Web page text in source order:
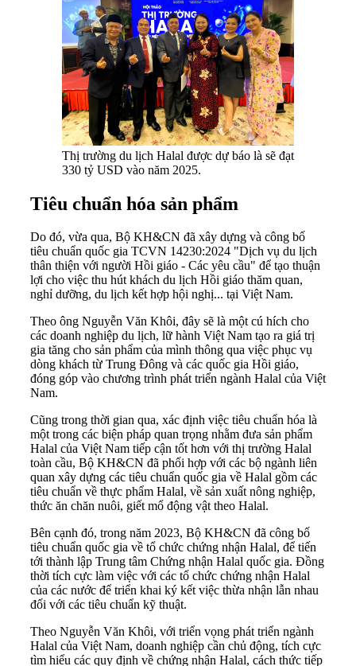
Thị trường du lịch Halal được dự báo là sẽ đạt
330 tỷ USD vào năm 2025.
Tiêu chuẩn hóa sản phẩm
Do đó, vừa qua, Bộ KH&CN đã xây dựng và công bố
tiêu chuẩn quốc gia TCVN 14230:2024 "Dịch vụ du lịch
thân thiện với người Hồi giáo - Các yêu cầu" để tạo thuận
lợi cho việc thu hút khách du lịch Hồi giáo thăm quan,
nghỉ dưỡng, du lịch kết hợp hội nghị... tại Việt Nam.
Theo ông Nguyễn Văn Khôi, đây sẽ là một cú hích cho
các doanh nghiệp du lịch, lữ hành Việt Nam tạo ra giá trị
gia tăng cho sản phẩm của mình thông qua việc phục vụ
dòng khách từ Trung Đông và các quốc gia Hồi giáo,
đóng góp vào chương trình phát triển ngành Halal của Việt
Nam.
Cũng trong thời gian qua, xác định việc tiêu chuẩn hóa là
một trong các biện pháp quan trọng nhằm đưa sản phẩm
Halal của Việt Nam tiếp cận tốt hơn với thị trường Halal
toàn cầu, Bộ KH&CN đã phối hợp với các bộ ngành liên
quan xây dựng các tiêu chuẩn quốc gia về Halal gồm các
tiêu chuẩn về thực phẩm Halal, về sản xuất nông nghiệp,
thức ăn chăn nuôi, giết mổ động vật theo Halal.
Bên cạnh đó, trong năm 2023, Bộ KH&CN đã công bố
tiêu chuẩn quốc gia về tổ chức chứng nhận Halal, để tiến
tới thành lập Trung tâm Chứng nhận Halal quốc gia. Đồng
thời tích cực làm việc với các tổ chức chứng nhận Halal
của các nước để triển khai ký kết việc thừa nhận lẫn nhau
đối với các tiêu chuẩn kỹ thuật.
Theo Nguyễn Văn Khôi, với triển vọng phát triển ngành
Halal của Việt Nam, doanh nghiệp cần chủ động, tích cực
tìm hiểu các quy định về chứng nhận Halal, cách thức tiếp